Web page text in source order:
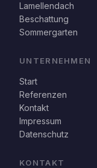
Lamellendach
Beschattung
Sommergarten
UNTERNEHMEN
Start
Referenzen
Kontakt
Impressum
Datenschutz
KONTAKT